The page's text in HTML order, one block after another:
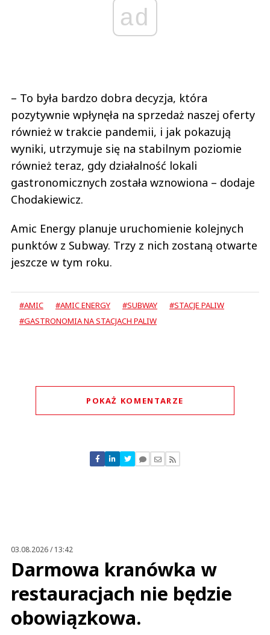
ad
– To była bardzo dobra decyzja, która
pozytywnie wpłynęła na sprzedaż naszej oferty
również w trakcie pandemii, i jak pokazują
wyniki, utrzymuje się na stabilnym poziomie
również teraz, gdy działalność lokali
gastronomicznych została wznowiona – dodaje
Chodakiewicz.
Amic Energy planuje uruchomienie kolejnych
punktów z Subway. Trzy z nich zostaną otwarte
jeszcze w tym roku.
#AMIC #AMIC ENERGY #SUBWAY
#STACJE PALIW
#GASTRONOMIA NA STACJACH PALIW
POKAŻ KOMENTARZE
R2D2
Odpowiedz
03.08.2026 / 13:42
Darmowa kranówka w
restauracjach nie będzie
obowiązkowa.